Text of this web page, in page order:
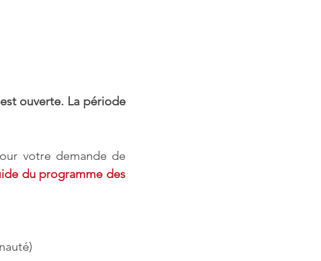
ouverte. La période
votre demande de
du programme des